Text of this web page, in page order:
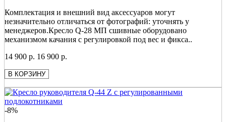
Комплектация и внешний вид аксессуаров могут
незначительно отличаться от фотографий: уточнять у
менеджеров.Кресло Q-28 МП сшивные оборудовано
механизмом качания с регулировкой под вес и фикса..
14 900 р. 16 900 р.
В КОРЗИНУ
-8%